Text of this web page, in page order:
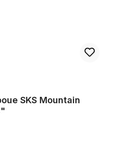
SKS Mountain